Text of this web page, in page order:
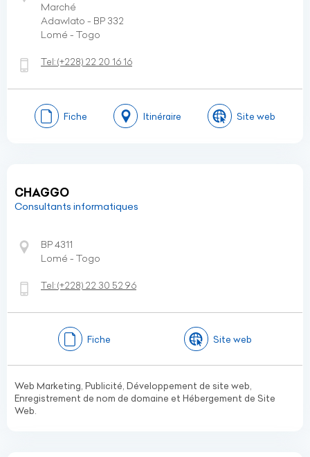
Marché
Adawlato - BP 332
Lomé - Togo
Tel:(+228) 22 20 16 16
Fiche Itinéraire Site web
CHAGGO
Consultants informatiques
BP 4311
Lomé - Togo
Tel:(+228) 22 30 52 96
Fiche Site web
Web Marketing, Publicité, Développement de site web,
Enregistrement de nom de domaine et Hébergement de Site
Web.